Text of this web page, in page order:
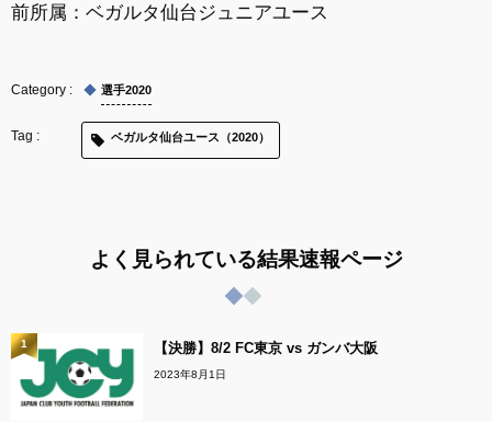
前所属： ベガルタ仙台ジュニアユース
選手2020
ベガルタ仙台ユース（2020）
よく見られている結果速報ページ
【決勝】8/2 FC東京 vs ガンバ大阪
2023年8月1日
1